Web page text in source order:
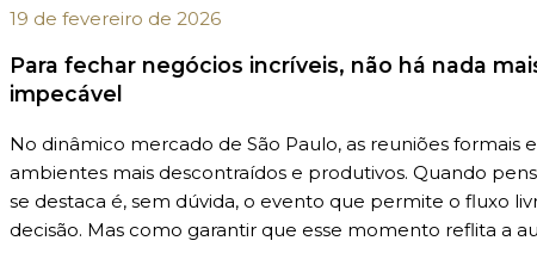
19 de fevereiro de 2026
Para fechar negócios incríveis, não há nada
impecável
No dinâmico mercado de São Paulo, as reuniões formais
ambientes mais descontraídos e produtivos. Quando
se destaca é, sem dúvida, o evento que permite o fluxo
decisão. Mas como garantir que esse momento reflita a